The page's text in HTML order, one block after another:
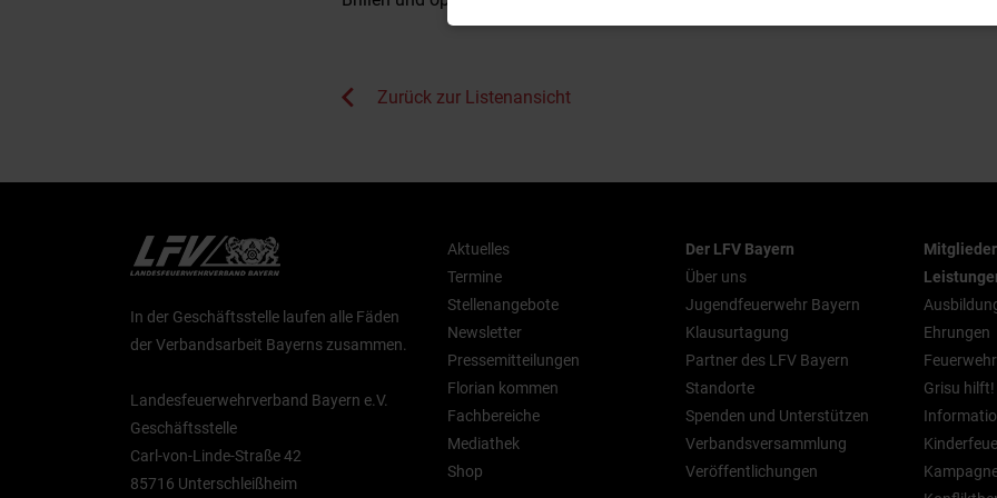
Zurück zur Listenansicht
In der Geschäftsstelle laufen alle Fäden
der Verbandsarbeit Bayerns zusammen.
Landesfeuerwehrverband Bayern e.V.
Geschäftsstelle
Carl-von-Linde-Straße 42
85716 Unterschleißheim
Aktuelles
Termine
Stellenangebote
Newsletter
Pressemitteilungen
Florian kommen
Fachbereiche
Mediathek
Shop
Der LFV Bayern
Über uns
Jugendfeuerwehr Bayern
Klausurtagung
Partner des LFV Bayern
Standorte
Spenden und Unterstützen
Verbandsversammlung
Veröffentlichungen
Ehrungen
Grisu hilft!